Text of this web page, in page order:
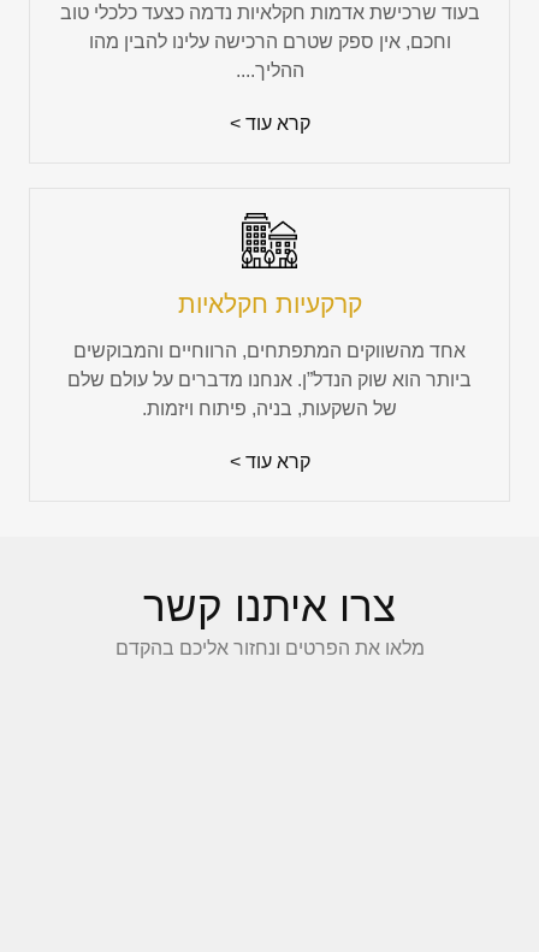
בעוד שרכישת אדמות חקלאיות נדמה כצעד כלכלי טוב
וחכם, אין ספק שטרם הרכישה עלינו להבין מהו
ההליך....
קרא עוד >
קרקעיות חקלאיות
אחד מהשווקים המתפתחים, הרווחיים והמבוקשים
ביותר הוא שוק הנדל”ן. אנחנו מדברים על עולם שלם
של השקעות, בניה, פיתוח ויזמות.
קרא עוד >
צרו איתנו קשר
מלאו את הפרטים ונחזור אליכם בהקדם